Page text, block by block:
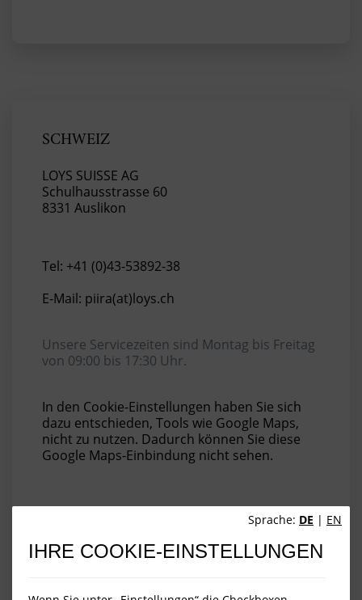
Sprache: DE | EN
IHRE COOKIE-EINSTELLUNGEN
SCHWEIZ
LOYS SUISSE AG
Schulhausstrasse 60
8331 Auslikon
Tel: +41 (0)43-53892-38
E-Mail: piira(at)loys.ch
Unsere Servicezeiten sind Montag bis Freitag
von 09:00 bis 17:30 Uhr.
In den Cookie-Einstellungen haben Sie sich
dazu entschieden, Tools wie Google Maps,
nicht zu nutzen. Dadurch können Sie diese
Google Maps-Einbindung nicht sehen.